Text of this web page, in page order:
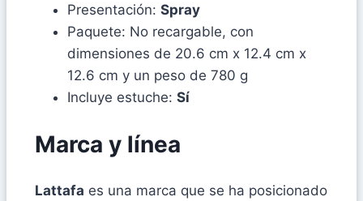
Presentación: Spray
Paquete: No recargable, con
dimensiones de 20.6 cm x 12.4 cm x
12.6 cm y un peso de 780 g
Incluye estuche: Sí
Marca y línea
Lattafa es una marca que se ha posicionado